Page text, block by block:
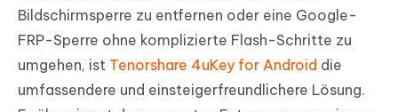
Bildschirmsperre zu entfernen oder eine Google-
FRP-Sperre ohne komplizierte Flash-Schritte zu
umgehen, ist Tenorshare 4uKey for Android die
umfassendere und einsteigerfreundlichere Lösung.